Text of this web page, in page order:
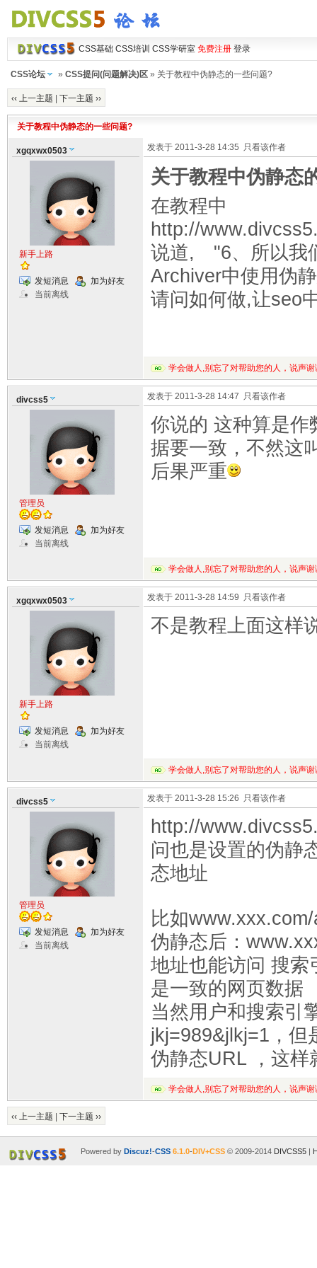
CSS基础 CSS培训 CSS学研室 免费注册 登录
CSS论坛 » CSS提问(问题解决)区» 关于教程中伪静态的一些问题?
‹‹ 上一主题 下一主题 ››
关于教程中伪静态的一些问题?
xgqxwx0503
新手上路
发短消息
加为好友
当前离线
发表于 2011-3-28 14:35 只看该作者
关于教程中伪静态
在教程中
http://
说道, "6、所以我
Archiver中使用伪
请问如何做,让seo
学会做人,别忘了对帮助您的人，说声谢
divcss5
管理员
发短消息
加为好友
当前离线
发表于 2011-3-28 14:47 只看该作者
你说的 这种算是
据要一致，不然这
后果严重
学会做人,别忘了对帮助您的人，说声谢
xgqxwx0503
新手上路
发短消息
加为好友
当前离线
发表于 2011-3-28 14:59 只看该作者
不是教程上面这样
学会做人,别忘了对帮助您的人，说声谢
divcss5
管理员
发短消息
加为好友
当前离线
发表于 2011-3-28 15:26 只看该作者
http://
问也是设置的伪静
态地址
比如
伪静态后：
地址也能访问 搜索
是一致的网页数据
当然用户和搜索引
jkj=989&jlkj=1，但
伪静态URL ，这样
学会做人,别忘了对帮助您的人，说声谢
‹‹ 上一主题 下一主题 ››
Powered by Discuz!-CSS 6.1.0-DIV+CSS© 2009-2014 DIVCSS5|